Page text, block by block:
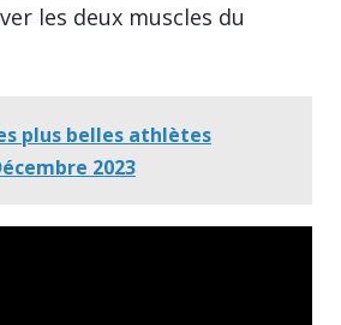
les deux muscles du
plus belles athlètes
2023